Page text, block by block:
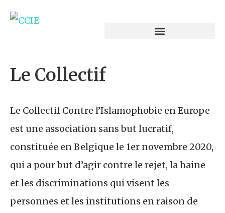
Le Collectif
Le Collectif Contre l’Islamophobie en Europe
est une association sans but lucratif,
constituée en Belgique le 1er novembre 2020,
qui a pour but d’agir contre le rejet, la haine
et les discriminations qui visent les
personnes et les institutions en raison de